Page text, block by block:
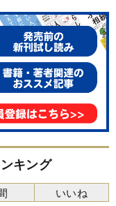
キング
いいね